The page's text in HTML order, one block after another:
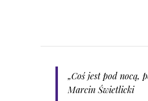
„Coś jest pod nocą,
Marcin Świetlicki